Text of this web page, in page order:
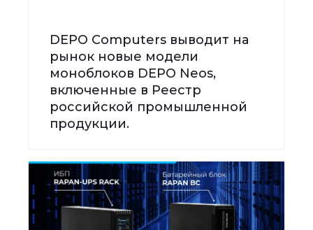
DEPO Computers выводит на
рынок новые модели
моноблоков DEPO Neos,
включенные в Реестр
российской промышленной
продукции.